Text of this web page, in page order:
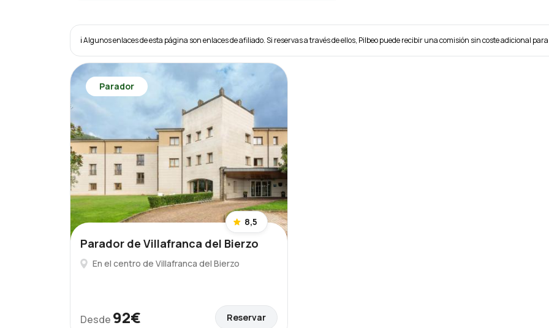
ℹ️ Algunos enlaces de esta página son enlaces de afiliado. Si reservas a través de ellos, Pilbeo puede recibir una comisión sin coste adicional
Parador
8,5
Parador de Villafranca del Bierzo
En el centro de Villafranca del Bierzo
Desde 92€ Reservar